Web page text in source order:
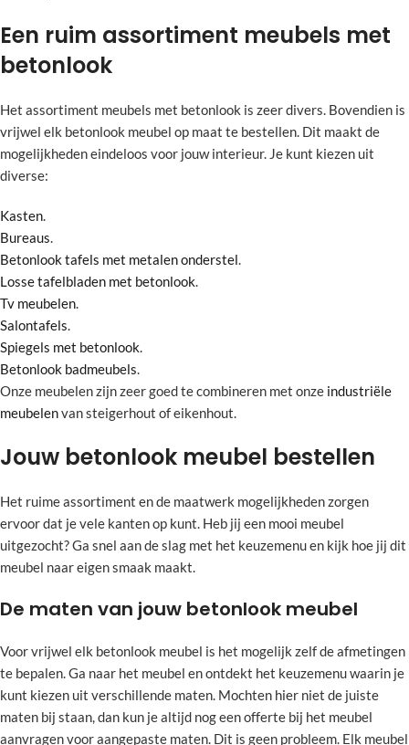
Een ruim assortiment meubels met
betonlook
Het assortiment meubels met betonlook is zeer divers. Bovendien is
vrijwel elk betonlook meubel op maat te bestellen. Dit maakt de
mogelijkheden eindeloos voor jouw interieur. Je kunt kiezen uit
diverse:
Kasten.
Bureaus.
Betonlook tafels met metalen onderstel.
Losse tafelbladen met betonlook.
Tv meubelen.
Salontafels.
Spiegels met betonlook.
Betonlook badmeubels.
Onze meubelen zijn zeer goed te combineren met onze industriële
meubelenvan steigerhout of eikenhout.
Jouw betonlook meubel bestellen
Het ruime assortiment en de maatwerk mogelijkheden zorgen
ervoor dat je vele kanten op kunt. Heb jij een mooi meubel
uitgezocht? Ga snel aan de slag met het keuzemenu en kijk hoe jij dit
meubel naar eigen smaak maakt.
De maten van jouw betonlook meubel
Voor vrijwel elk betonlook meubel is het mogelijk zelf de afmetingen
te bepalen. Ga naar het meubel en ontdekt het keuzemenu waarin je
kunt kiezen uit verschillende maten. Mochten hier niet de juiste
maten bij staan, dan kun je altijd nog een offerte bij het meubel
aanvragen voor aangepaste maten. Dit is geen probleem. Elk meubel